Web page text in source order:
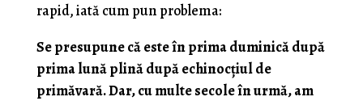
rapid, iată cum pun problema:
Se presupune că este în prima duminică după
prima lună plină după echinocțiul de
primăvară. Dar, cu multe secole în urmă, am